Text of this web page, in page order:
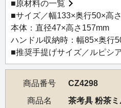
きから細挽きまで簡単に調整で
●セラミックミル部分は取り外
手入れも簡単です。
お茶を楽しむために考えた道
つきたい、気軽にいれたい、
※煎茶（乾燥した茶葉）専用
■原材料の一覧
■サイズ／幅133×奥行50×高
本体：直径47×高さ157mm
ハンドル収納時：幅85×奥行
■推奨手提げサイズ／ルピシ
商品番号
CZ4298
商品名
茶考具 粉茶ミ